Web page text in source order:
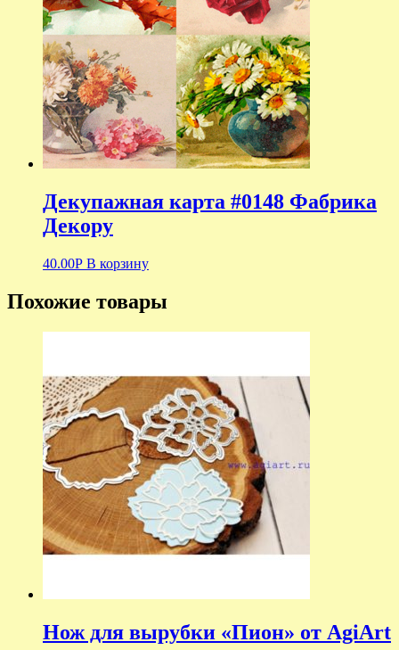
Декупажная карта #0148 Фабрика
Декору
40.00Р В корзину
Похожие товары
Нож для вырубки «Пион» от AgiArt